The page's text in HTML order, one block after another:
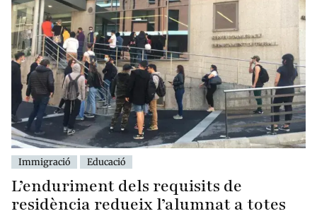
Immigració Educació
L’enduriment dels requisits de
residència redueix l’alumnat a totes